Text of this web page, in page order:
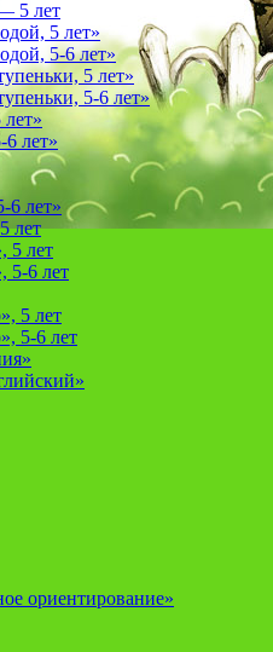
5 лет
5 лет»
5-6 лет»
5 лет»
5-6 лет»
лет»
6 лет»
лет
5 лет
5-6 лет
5 лет
5-6 лет
ориентирование»